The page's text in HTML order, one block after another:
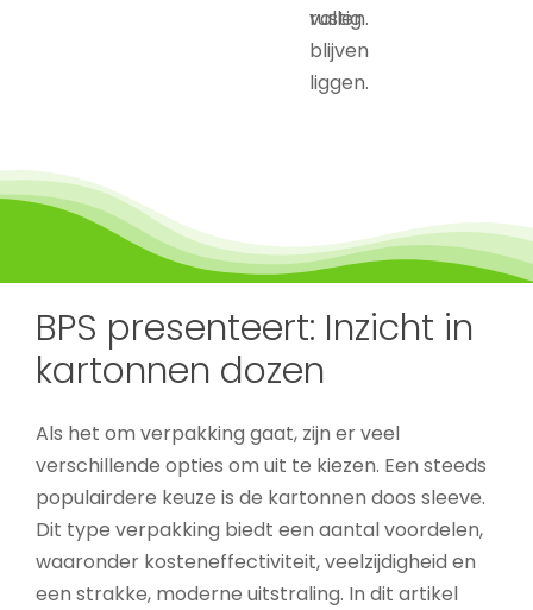
rustig
blijven
liggen.
vallen.
BPS presenteert: Inzicht in
kartonnen dozen
Als het om verpakking gaat, zijn er veel
verschillende opties om uit te kiezen. Een steeds
populairdere keuze is de kartonnen doos sleeve.
Dit type verpakking biedt een aantal voordelen,
waaronder kosteneffectiviteit, veelzijdigheid en
een strakke, moderne uitstraling. In dit artikel